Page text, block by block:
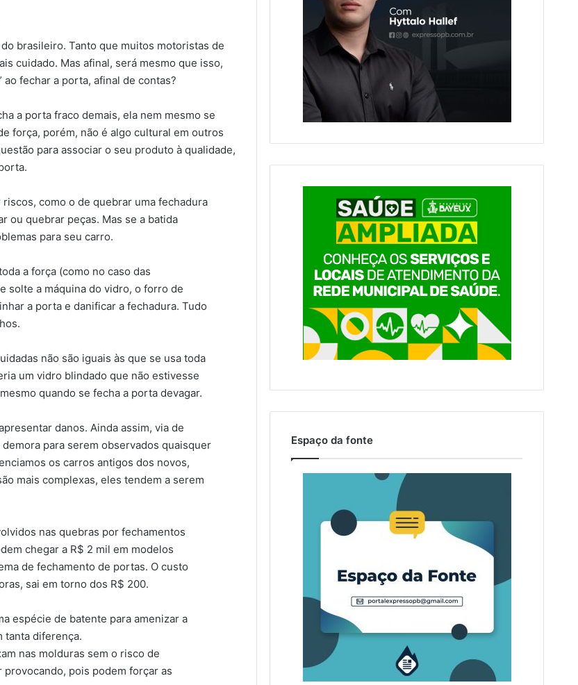
brasileiro. Tanto que muitos motoristas de
cuidado. Mas afinal, será mesmo que isso,
ao fechar a porta, afinal de contas?
a porta fraco demais, ela nem mesmo se
força, porém, não é algo cultural em outros
para associar o seu produto à qualidade,
como o de quebrar uma fechadura
ou quebrar peças. Mas se a batida
para seu carro.
a força (como no caso das
solte a máquina do vidro, o forro de
a porta e danificar a fechadura. Tudo
não são iguais às que se usa toda
um vidro blindado que não estivesse
quando se fecha a porta devagar.
danos. Ainda assim, via de
para serem observados quaisquer
os carros antigos dos novos,
mais complexas, eles tendem a serem
nas quebras por fechamentos
chegar a R$ 2 mil em modelos
de fechamento de portas. O custo
sai em torno dos R$ 200.
espécie de batente para amenizar a
tanta diferença.
nas molduras sem o risco de
pois podem forçar as
Espaço da fonte